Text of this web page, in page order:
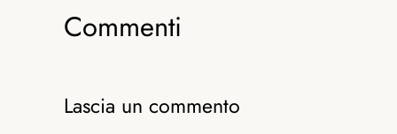
Commenti
Lascia un commento